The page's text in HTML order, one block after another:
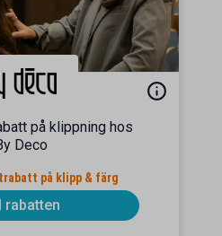
på klippning hos
Deco
på klipp & färg
rabatten